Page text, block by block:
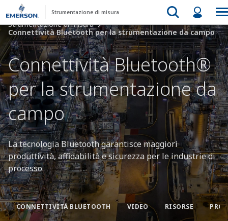
Strumentazione di misura
Strumentazione di misura
Connettività Bluetooth per la strumentazione da campo
Connettività Bluetooth®
per la strumentazione da
campo
La tecnologia Bluetooth garantisce maggiori
produttività, affidabilità e sicurezza per le industrie di
processo.
CONNETTIVITÀ BLUETOOTH VIDEO RISORSE